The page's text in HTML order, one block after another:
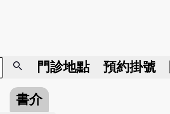
search 門診地點 預約掛號
書介